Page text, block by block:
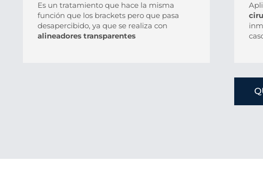
Es un tratamiento que hace la misma
función que los brackets pero que pasa
desapercibido, ya que se realiza con
alineadores transparentes